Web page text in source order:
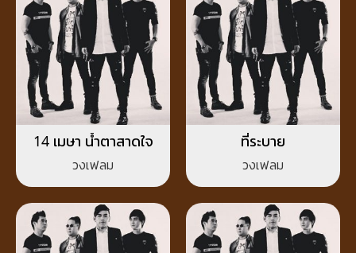
14 เมษา น้ำตาสาดใจ
วงเฟลม
ที่ระบาย
วงเฟลม